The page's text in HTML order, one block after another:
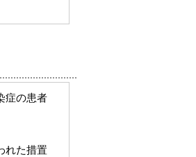
症の患者
れた措置